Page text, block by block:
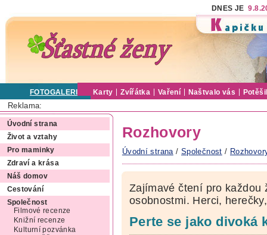
DNES JE
FOTOGALERIE Karty Zvířátka Vaření Naštvalo vás
Reklama:
Úvodní strana
Život a vztahy
Pro maminky
Zdraví a krása
Náš domov
Cestování
Společnost
Filmové recenze
Knižní recenze
Kulturní pozvánka
Rozhovory
Úvodní strana / Společnost /
Zajímavé čtení pro každou
osobnostmi. Herci,
Perte se jako divoká